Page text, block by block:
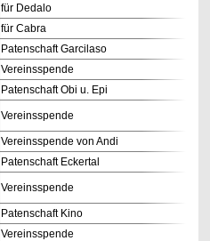
für Dedalo
für Cabra
Patenschaft Garcilaso
Vereinsspende
Patenschaft Obi u. Epi
Vereinsspende
Vereinsspende von Andi
Patenschaft Eckertal
Vereinsspende
Patenschaft Kino
Vereinsspende